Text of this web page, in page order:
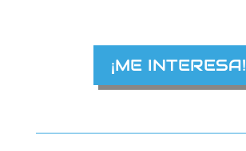
¡ME INTERESA!